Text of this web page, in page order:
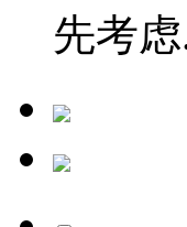
先考